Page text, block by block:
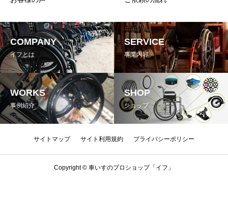
COMPANY
イフとは
SERVICE
事業内容
WORKS
事例紹介
SHOP
ショップ
サイトマップ サイト利用規約 プライバシーポリシー
Copyright © 車いすのプロショップ「イフ」